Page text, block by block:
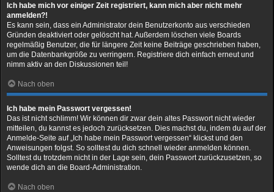
Ich habe mich vor einiger Zeit registriert, kann mich aber nicht mehr
anmelden?!
Es kann sein, dass ein Administrator dein Benutzerkonto aus verschieden
Gründen deaktiviert oder gelöscht hat. Außerdem löschen viele Boards
regelmäßig Benutzer, die für längere Zeit keine Beiträge geschrieben haben,
um die Datenbankgröße zu verringern. Registriere dich einfach erneut und
nimm aktiv an den Diskussionen teil!
Nach oben
Ich habe mein Passwort vergessen!
Das ist nicht schlimm! Wir können dir zwar dein altes Passwort nicht wieder
mitteilen, du kannst es jedoch zurücksetzen. Dies machst du, indem du auf der
Anmelde-Seite auf „Ich habe mein Passwort vergessen“ klickst und den
Anweisungen folgst. So solltest du dich schnell wieder anmelden können.
Solltest du trotzdem nicht in der Lage sein, dein Passwort zurückzusetzen, so
wende dich an die Board-Administration.
Nach oben